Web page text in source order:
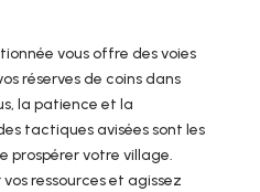
vous offre des voies
réserves de coins dans
la patience et la
tactiques avisées sont les
prospérer votre village.
ressources et agissez